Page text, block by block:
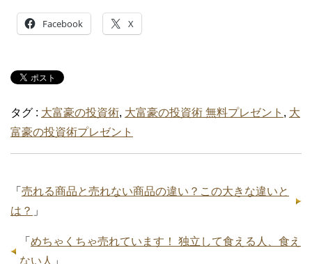
Facebook X
タグ : 大富豪の投資術, 大富豪の投資術 無料プレゼント , 大
富豪の投資術プレゼント
「 売れる商品と売れない商品の違い？この大きな違いと
は？ 」
「 めちゃくちゃ売れています！ 独立して食える人、食え
ない人 」